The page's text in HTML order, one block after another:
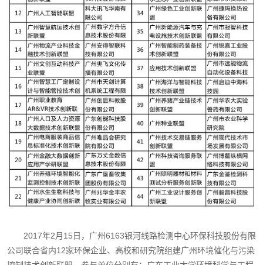
2017年2月15日，广州6163银河线路检测中心环保科技股份有限
公司联合省内12家环保企业、高校和研究院组建广州环境催化与污染